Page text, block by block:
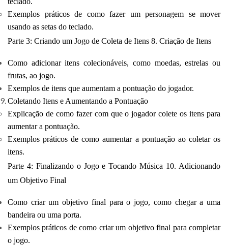
Exemplos práticos de como fazer um personagem se mover
usando as setas do teclado.
Parte 3: Criando um Jogo de Coleta de Itens 8. Criação de Itens
Como adicionar itens colecionáveis, como moedas, estrelas ou
frutas, ao jogo.
Exemplos de itens que aumentam a pontuação do jogador.
Coletando Itens e Aumentando a Pontuação
Explicação de como fazer com que o jogador colete os itens para
aumentar a pontuação.
Exemplos práticos de como aumentar a pontuação ao coletar os
itens.
Parte 4: Finalizando o Jogo e Tocando Música 10. Adicionando
um Objetivo Final
Como criar um objetivo final para o jogo, como chegar a uma
bandeira ou uma porta.
Exemplos práticos de como criar um objetivo final para completar
o jogo.